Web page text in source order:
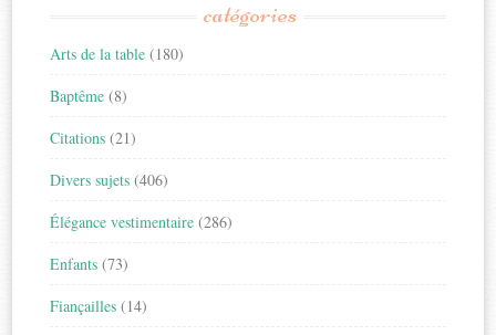
catégories
Arts de la table (180)
Baptême (8)
Citations (21)
Divers sujets (406)
Élégance vestimentaire (286)
Enfants (73)
Fiançailles (14)